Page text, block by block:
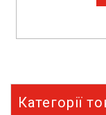
Категорії